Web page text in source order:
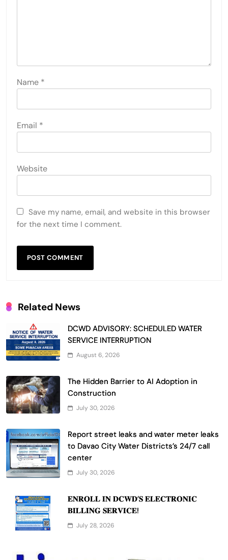
Name *
Email *
Website
Save my name, email, and website in this browser
for the next time I comment.
Related News
DCWD ADVISORY: SCHEDULED WATER
SERVICE INTERRUPTION
August 6, 2026
The Hidden Barrier to AI Adoption in
Construction
July 30, 2026
Report street leaks and water meter leaks
to Davao City Water Districts’s 24/7 call
center
July 30, 2026
𝐄𝐍𝐑𝐎𝐋𝐋 𝐈𝐍 𝐃𝐂𝐖𝐃’𝐒 𝐄𝐋𝐄𝐂𝐓𝐑𝐎𝐍𝐈𝐂
𝐁𝐈𝐋𝐋𝐈𝐍𝐆 𝐒𝐄𝐑𝐕𝐈𝐂𝐄!
July 28, 2026